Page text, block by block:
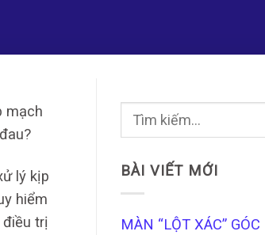
mạch
lý kịp
hiểm
điều trị
BÀI VIẾT MỚI
MÀN “LỘT XÁC” GÓC